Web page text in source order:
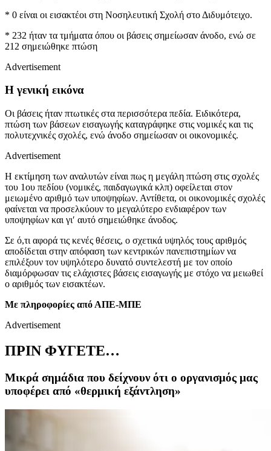
* 0 είναι οι εισακτέοι στη Νοσηλευτική Σχολή στο Διδυμότειχο.
* 232 ήταν τα τμήματα όπου οι βάσεις σημείωσαν άνοδο, ενώ σε
212 σημειώθηκε πτώση
Advertisement
Η γενική εικόνα
Οι βάσεις ήταν πτωτικές στα περισσότερα πεδία. Ειδικότερα,
πτώση των βάσεων εισαγωγής καταγράφηκε στις νομικές και τις
πολυτεχνικές σχολές, ενώ άνοδο σημείωσαν οι οικονομικές.
Advertisement
Η εκτίμηση των αναλυτών είναι πως η μεγάλη πτώση στις σχολές
του 1ου πεδίου (νομικές, παιδαγωγικά κλπ) οφείλεται στον
μειωμένο αριθμό των υποψηφίων. Αντίθετα, οι οικονομικές σχολές
φαίνεται να προσελκύουν το μεγαλύτερο ενδιαφέρον των
υποψηφίων και γι′ αυτό σημειώθηκε άνοδος.
Σε ό,τι αφορά τις κενές θέσεις, ο σχετικά υψηλός τους αριθμός
αποδίδεται στην απόφαση των κεντρικών πανεπιστημίων να
επιλέξουν τον υψηλότερο δυνατό συντελεστή με τον οποίο
διαμόρφωσαν τις ελάχιστες βάσεις εισαγωγής με στόχο να μειωθεί
ο αριθμός των εισακτέων.
Με πληροφορίες από ΑΠΕ-ΜΠΕ
Advertisement
ΠΡΙΝ ΦΥΓΕΤΕ…
Μικρά σημάδια που δείχνουν ότι ο οργανισμός μας
υποφέρει από «θερμική εξάντληση»